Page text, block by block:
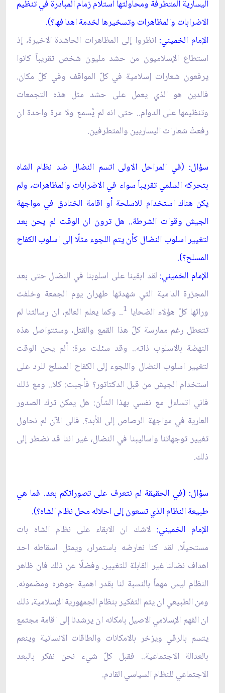
اليسارية المتطرفة ومحاولتها استلام زمام المبادرة في تنظيم
الاضرابات والمظاهرات وتسخيرها لخدمة اهدافها؟).
الإمام الخميني: انظروا إلى المظاهرات الحاشدة الاخيرة، إذ
استطاع الإسلاميون من حشد مليون شخص تقريباً كانوا
يرفعون شعارات إسلامية في كلّ المواقف وفي كلّ مكان.
فالدين هو الذي يعمل على حشد مثل هذه التجمعات
وتنظيمها على الدوام.. حتى انه لم يُسمع ولا مرة واحدة ان
رفعتْ شعارات اليساريين والمتطرفين.
سؤال: (في المراحل الاولى اتسم النضال ضد نظام الشاه
بتحركه السلمي تقريباً سواء في الاضرابات والمظاهرات، ولم
يكن هناك استخدام للاسلحة أو اقامة الخنادق في مواجهة
الجيش وقوات الشرطة.. هل ترون ان الوقت لم يحن بعد
لتغيير اسلوب النضال كأن يتم اللجوء مثلًا إلى اسلوب الكفاح
المسلح؟).
الإمام الخميني: لقد ابقينا على اسلوبنا في النضال حتى بعد
المجزرة الدامية التي شهدتها طهران يوم الجمعة وخلفت
ورائها كلّ هؤلاء الضحايا 1.. وكما يعلم العالم، ان رسالتنا لم
تتعطل رغم ممارسة كلّ هذا القمع والقتل، وستتواصل هذه
النهضة بالاسلوب ذاته.. وقد سئلت مرة: ألم يحن الوقت
لتغيير اسلوب النضال واللجوء إلى الكفاح المسلح للرد على
استخدام الجيش من قبل الدكتاتور؟ فأجبت: كلا.. ومع ذلك
فاني اتساءل مع نفسي بهذا الشأن: هل يمكن ترك الصدور
العارية في مواجهة الرصاص إلى الأبد؟. فالى الآن لم نحاول
تغيير توجهاتنا واساليبنا في النضال، غير اننا قد نضطر إلى
ذلك.
سؤال: (في الحقيقة لم نتعرف على تصوراتكم بعد. فما هي
طبيعة النظام الذي تسعون إلى احلاله محل نظام الشاه؟).
الإمام الخميني: لاشك ان الابقاء على نظام الشاه بات
مستحيلًا. لقد كنا نعارضه باستمرار، ويمثل اسقاطه احد
اهداف نضالنا غير القابلة للتغيير. وفضلًا عن ذلك فان ظاهر
النظام ليس مهماً بالنسبة لنا بقدر اهمية جوهره ومضمونه.
ومن الطبيعي ان يتم التفكير بنظام الجمهورية الإسلامية، ذلك
ان الفهم الإسلامي الاصيل بامكانه ان يرشدنا إلى اقامة مجتمع
يتسم بالرقي ويزخر بالامكانات والطاقات الانسانية وينعم
بالعدالة الاجتماعية.. فقبل كلّ شي‏ء نحن نفكر بالبعد
الاجتماعي للنظام السياسي القادم.